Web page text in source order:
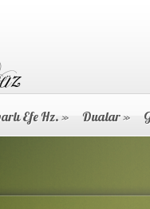
Efe Hz. » Dualar»